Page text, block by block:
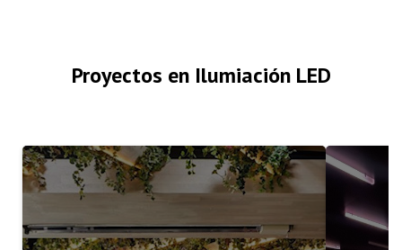
Proyectos en Ilumiación LED